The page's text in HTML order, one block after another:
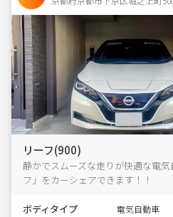
リーフ(900)
静かでスムーズな走りが快適な電
フ」をカーシェアできます！！
ボディタイプ 電気自動車